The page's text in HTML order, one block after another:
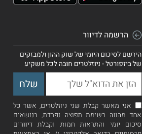
הרשמה לדיוור
הירשם לסיכום היומי של שוק ההון ולמבזקים
של ביזפורטל - ניוזלטרים חובה לכל משקיע
אני מאשר קבלת שני ניוזלטרים, אשר כל
אחד מהווה רשימת תפוצה נפרדת, בנושאים
סיכום יומי והתראות חמות וקבלת דיוורים